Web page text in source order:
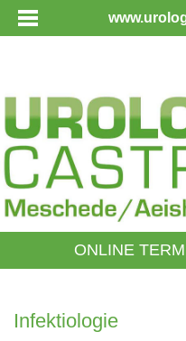
ONLINE
Infektiologie